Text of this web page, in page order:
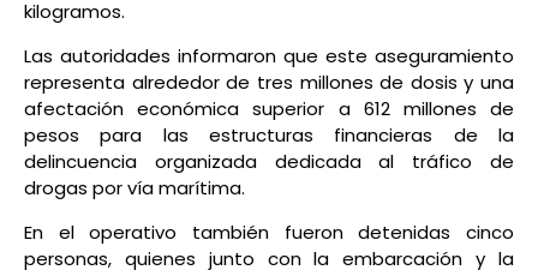
kilogramos.
Las autoridades informaron que este aseguramiento
representa alrededor de tres millones de dosis y una
afectación económica superior a 612 millones de
pesos para las estructuras financieras de la
delincuencia organizada dedicada al tráfico de
drogas por vía marítima.
En el operativo también fueron detenidas cinco
personas, quienes junto con la embarcación y la